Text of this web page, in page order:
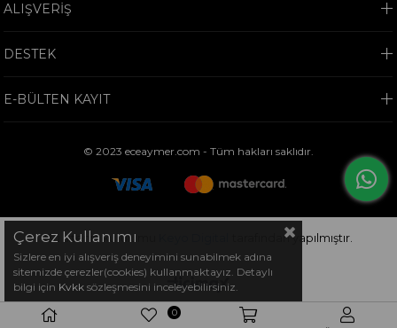
ALIŞVERİŞ
DESTEK
E-BÜLTEN KAYIT
© 2023 eceaymer.com - Tüm hakları saklıdır.
Bu sitenin kurulumu tarafından yapılmıştır.
Çerez Kullanımı
Sizlere en iyi alışveriş deneyimini sunabilmek adına
sitemizde çerezler(cookies) kullanmaktayız. Detaylı
bilgi için Kvkk sözleşmesini inceleyebilirsiniz.
0